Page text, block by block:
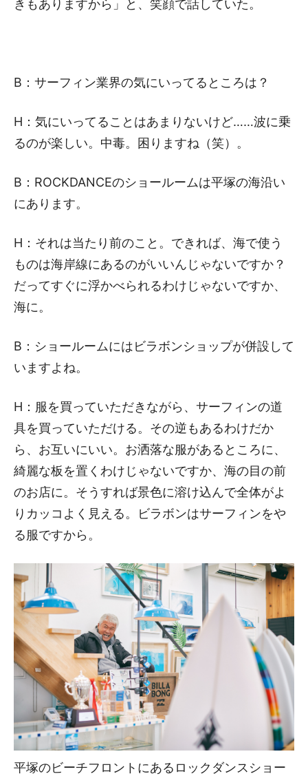
きもありますから」と、笑顔で話していた。
B：サーフィン業界の気にいってるところは？
H：気にいってることはあまりないけど……波に乗
るのが楽しい。中毒。困りますね（笑）。
B：ROCKDANCEのショールームは平塚の海沿い
にあります。
H：それは当たり前のこと。できれば、海で使う
ものは海岸線にあるのがいいんじゃないですか？
だってすぐに浮かべられるわけじゃないですか、
海に。
B：ショールームにはビラボンショップが併設して
いますよね。
H：服を買っていただきながら、サーフィンの道
具を買っていただける。その逆もあるわけだか
ら、お互いにいい。お洒落な服があるところに、
綺麗な板を置くわけじゃないですか、海の目の前
のお店に。そうすれば景色に溶け込んで全体がよ
りカッコよく見える。ビラボンはサーフィンをや
る服ですから。
平塚のビーチフロントにあるロックダンスショー